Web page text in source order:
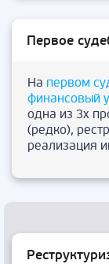
Первое
На первом
финансовый
одна из 3х
(редко),
реализация